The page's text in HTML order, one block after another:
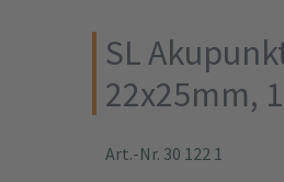
SL
22x25mm,
Art.-Nr. 30 122 1